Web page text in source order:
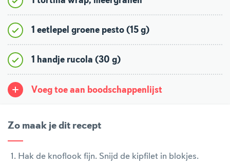
1 eetlepel groene pesto (15 g)
1 handje rucola (30 g)
Voeg toe aan boodschappenlijst
Zo maak je dit recept
Hak de knoflook fijn. Snijd de kipfilet in blokjes.